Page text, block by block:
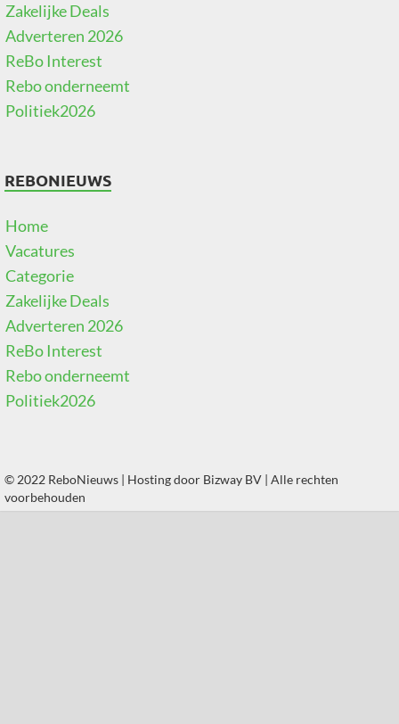
Zakelijke Deals
Adverteren 2026
ReBo Interest
Rebo onderneemt
Politiek2026
REBONIEUWS
Home
Vacatures
Categorie
Zakelijke Deals
Adverteren 2026
ReBo Interest
Rebo onderneemt
Politiek2026
© 2022 ReboNieuws | Hosting door Bizway BV | Alle rechten
voorbehouden